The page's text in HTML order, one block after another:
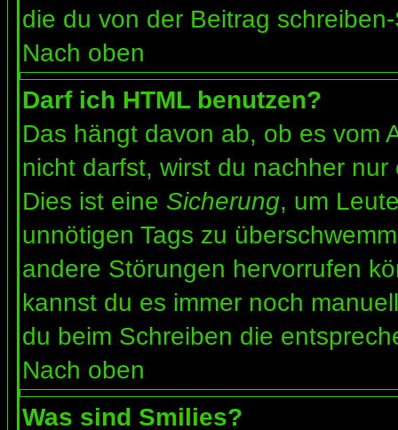
die du von der Beitrag
Nach oben
Darf ich HTML benutzen?
Das hängt davon ab, ob es vom
nicht darfst, wirst du nachher
Dies ist eine Sicherung, um
unnötigen Tags zu
andere Störungen hervorrufen
kannst du es immer noch
du beim Schreiben die
Nach oben
Was sind Smilies?